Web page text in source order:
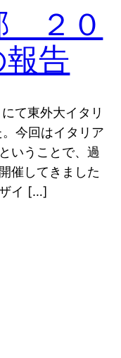
２０
告
て東外大イタリ
今回はイタリア
いうことで、過
催してきました
イ […]